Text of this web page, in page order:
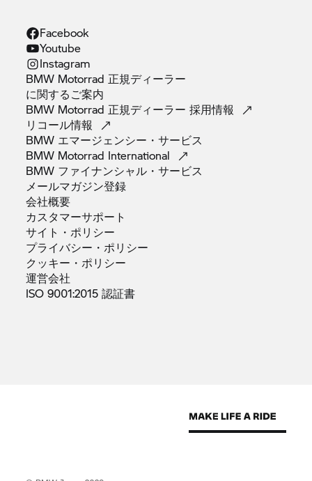
Facebook
Youtube
Instagram
BMW Motorrad 正規ディーラー
に関するご案内
BMW Motorrad 正規ディーラー採用情報
リコール情報
BMW エマージェンシー・サービス
BMW Motorrad International
BMW ファイナンシャル・サービス
メールマガジン登録
会社概要
カスタマーサポート
サイト・ポリシー
プライバシー・ポリシー
クッキー・ポリシー
運営会社
ISO 9001:2015認証書